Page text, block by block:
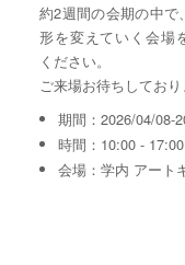
約2週間の会期の中で
形を変えていく会場
ください。
ご来場お待ちしており
期間：2026/04/08-
時間：10:00 - 17:00
会場：学内 アート